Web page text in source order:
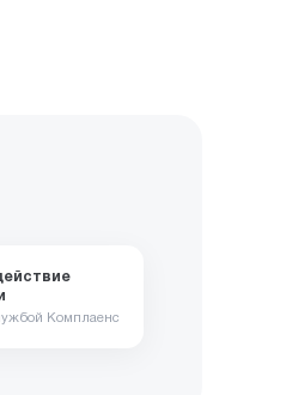
Комплаенс